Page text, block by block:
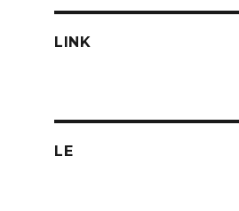
LINK
LE